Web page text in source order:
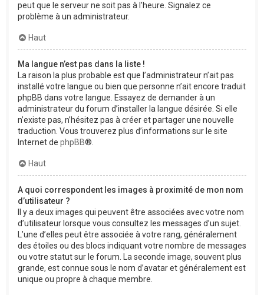
peut que le serveur ne soit pas à l’heure. Signalez ce
problème à un administrateur.
Haut
Ma langue n’est pas dans la liste !
La raison la plus probable est que l’administrateur n’ait pas
installé votre langue ou bien que personne n’ait encore traduit
phpBB dans votre langue. Essayez de demander à un
administrateur du forum d’installer la langue désirée. Si elle
n’existe pas, n’hésitez pas à créer et partager une nouvelle
traduction. Vous trouverez plus d’informations sur le site
Internet de phpBB®.
Haut
A quoi correspondent les images à proximité de mon nom
d’utilisateur ?
Il y a deux images qui peuvent être associées avec votre nom
d’utilisateur lorsque vous consultez les messages d’un sujet.
L’une d’elles peut être associée à votre rang, généralement
des étoiles ou des blocs indiquant votre nombre de messages
ou votre statut sur le forum. La seconde image, souvent plus
grande, est connue sous le nom d’avatar et généralement est
unique ou propre à chaque membre.